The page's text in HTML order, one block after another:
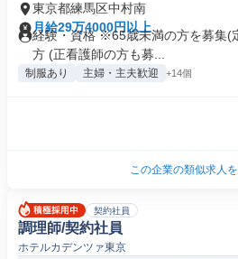
東京都練馬区中村南
月給29万4000円以上
経験・資格 ※65歳未満の方を募集
方 (正看護師の方も募...
制服あり 主婦・主夫歓迎 +14個
この企業の類似求人
契約社員
調理師/契約社員
ホテルカデンツァ東京